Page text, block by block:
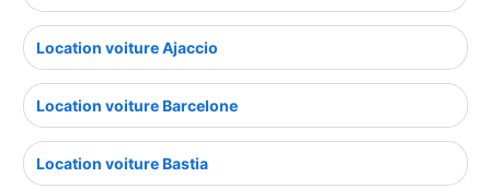
Location voiture Ajaccio
Location voiture Barcelone
Location voiture Bastia